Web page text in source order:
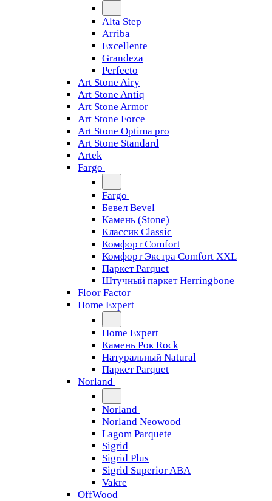
Alta Step
Arriba
Excellente
Grandeza
Perfecto
Art Stone Airy
Art Stone Antiq
Art Stone Armor
Art Stone Force
Art Stone Optima pro
Art Stone Standard
Artek
Fargo
Fargo
Бевел Bevel
Камень (Stone)
Классик Classic
Комфорт Comfort
Комфорт Экстра Comfort XXL
Паркет Parquet
Штучный паркет Herringbone
Floor Factor
Home Expert
Home Expert
Камень Рок Rock
Натуральный Natural
Паркет Parquet
Norland
Norland
Norland Neowood
Lagom Parquete
Sigrid
Sigrid Plus
Sigrid Superior ABA
Vakre
OffWood